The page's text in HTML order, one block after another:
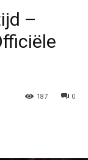
–
0
187